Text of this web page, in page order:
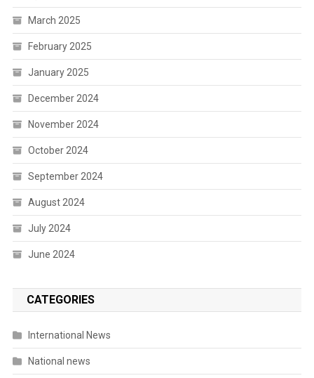
March 2025
February 2025
January 2025
December 2024
November 2024
October 2024
September 2024
August 2024
July 2024
June 2024
CATEGORIES
International News
National news